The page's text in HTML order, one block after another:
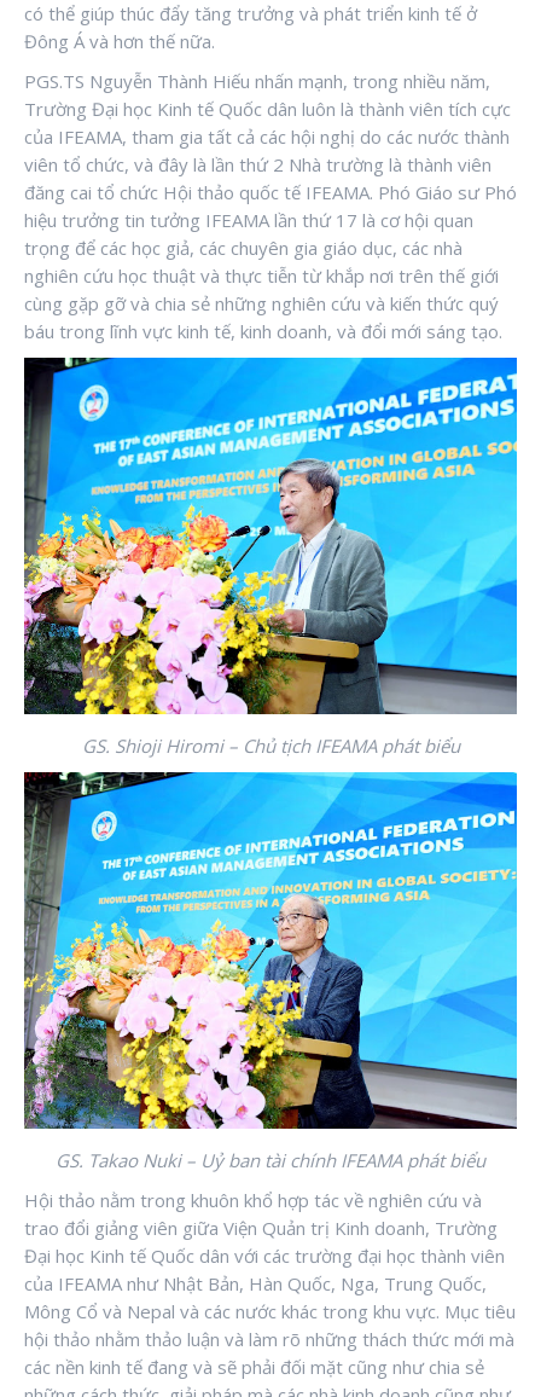
có thể giúp thúc đẩy tăng trưởng và phát triển kinh tế ở
Đông Á và hơn thế nữa.
PGS.TS Nguyễn Thành Hiếu nhấn mạnh, trong nhiều năm,
Trường Đại học Kinh tế Quốc dân luôn là thành viên tích cực
của IFEAMA, tham gia tất cả các hội nghị do các nước thành
viên tổ chức, và đây là lần thứ 2 Nhà trường là thành viên
đăng cai tổ chức Hội thảo quốc tế IFEAMA. Phó Giáo sư Phó
hiệu trưởng tin tưởng IFEAMA lần thứ 17 là cơ hội quan
trọng để các học giả, các chuyên gia giáo dục, các nhà
nghiên cứu học thuật và thực tiễn từ khắp nơi trên thế giới
cùng gặp gỡ và chia sẻ những nghiên cứu và kiến thức quý
báu trong lĩnh vực kinh tế, kinh doanh, và đổi mới sáng tạo.
GS. Shioji Hiromi – Chủ tịch IFEAMA phát biểu
GS. Takao Nuki – Uỷ ban tài chính IFEAMA phát biểu
Hội thảo nằm trong khuôn khổ hợp tác về nghiên cứu và
trao đổi giảng viên giữa Viện Quản trị Kinh doanh, Trường
Đại học Kinh tế Quốc dân với các trường đại học thành viên
của IFEAMA như Nhật Bản, Hàn Quốc, Nga, Trung Quốc,
Mông Cổ và Nepal và các nước khác trong khu vực. Mục tiêu
hội thảo nhằm thảo luận và làm rõ những thách thức mới mà
các nền kinh tế đang và sẽ phải đối mặt cũng như chia sẻ